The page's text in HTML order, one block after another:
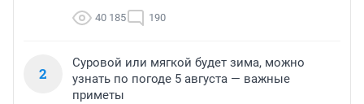
40 185 190
2
Суровой или мягкой будет зима, можно
узнать по погоде 5 августа — важные
приметы